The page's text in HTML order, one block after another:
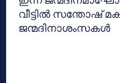
വീട്ടില്‍ സന്തോഷ്